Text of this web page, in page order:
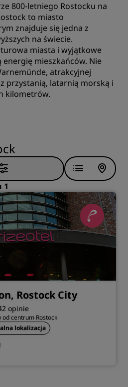
800-letniego Rostocku na
to miasto
znajduje się jedna z
na świecie.
miasta i wyjątkowe
mieszkańców. Nie
atrakcyjnej
przystanią, latarnią morską i
kilometrów.
1
Rostock City
opinie
centrum Rostock
lokalizacja